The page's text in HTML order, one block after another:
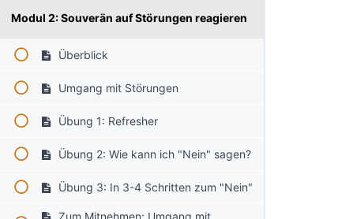
Modul 2: Souverän auf Störungen reagieren
Überblick
Umgang mit Störungen
Übung 1: Refresher
Übung 2: Wie kann ich "Nein" sagen?
Übung 3: In 3-4 Schritten zum "Nein"
Zum Mitnehmen: Umgang mit